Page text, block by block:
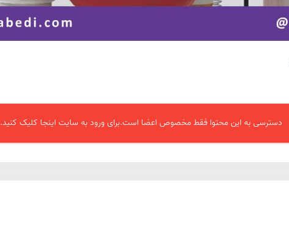
دسترسی به این محتوا فقط مخصوص اعضا است.برای ورود به سایت اینجا کلیک کنید.